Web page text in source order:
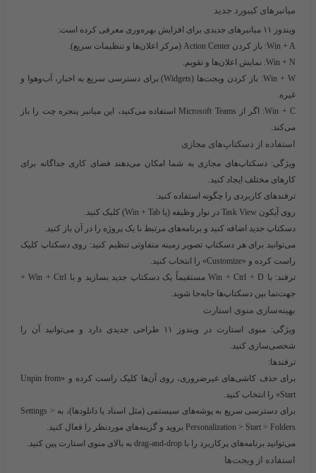
میانبرهای کیبورد جدید
ویندوز ۱۱ میانبرهای جدیدی برای افزایش بهره‌وری معرفی کرده است:
Win + A: باز کردن Action Center (مرکز اعلان‌ها و تنظیمات سریع).
Win + N: نمایش اعلان‌ها و تقویم.
Win + W: باز کردن ویجت‌ها (Widgets) برای دسترسی سریع به اخبار، آب‌وهوا و
غیره.
Win + C: اگر از Microsoft Teams استفاده می‌کنید، این میانبر پنجره چت را باز
می‌کند.
استفاده از دسکتاپ‌های مجازی
ویژگی: دسکتاپ‌های مجازی به شما امکان می‌دهند فضای کاری جداگانه برای
کارهای مختلف ایجاد کنید.
ترفندهای کاربردی را چگونه استفاده کنید:
روی آیکون Task View در نوار وظیفه (یا Win + Tab) کلیک کنید.
دسکتاپ جدید اضافه کنید و برنامه‌های مرتبط با یک پروژه را در آن باز کنید.
می‌توانید برای هر دسکتاپ تصویر زمینه متفاوتی تنظیم کنید: روی دسکتاپ کلیک
راست کرده و «Customize» را انتخاب کنید.
ترفند:
با Win + Ctrl + D مستقیماً یک دسکتاپ جدید بسازید و با Win + Ctrl +
جهت‌نما بین دسکتاپ‌ها جابه‌جا شوید.
بهینه‌سازی منوی استارت
ویژگی: منوی استارت در ویندوز ۱۱
طراحی جدیدی دارد و می‌توانید آن را
شخصی‌سازی کنید.
ترفندها:
برای حذف کاشی‌های غیرضروری، روی آن‌ها کلیک راست کرده و «Unpin from
Start» را انتخاب کنید.
برای دسترسی سریع به پوشه‌های سیستمی (مثل اسناد یا دانلودها)، به Settings >
Personalization > Start > Folders بروید و گزینه‌های موردنظر را فعال کنید.
می‌توانید برنامه‌های پرکاربرد را با drag-and-drop به بالای منوی استارت پین کنید.
استفاده از ویجت‌ها